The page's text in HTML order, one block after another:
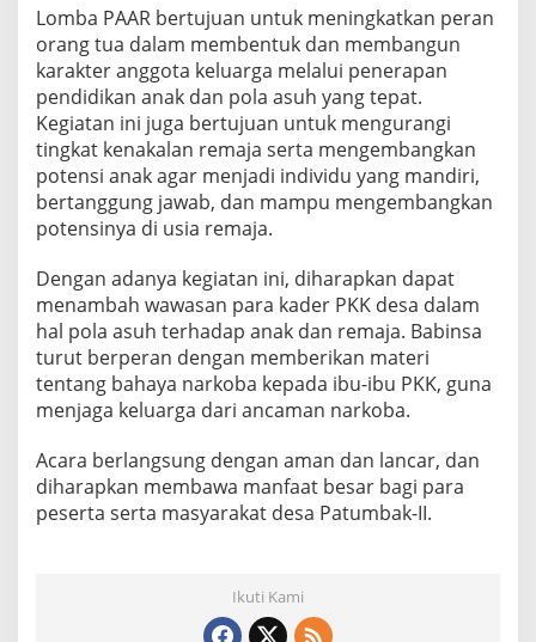
L
o
m
b
a
P
A
A
R
d
a
P
e
m
b
a
n
u
a
n
K
e
g
Lomba PAAR bertujuan untuk meningkatkan peran
orang tua dalam membentuk dan membangun
karakter anggota keluarga melalui penerapan
pendidikan anak dan pola asuh yang tepat.
Kegiatan ini juga bertujuan untuk mengurangi
tingkat kenakalan remaja serta mengembangkan
potensi anak agar menjadi individu yang mandiri,
bertanggung jawab, dan mampu mengembangkan
potensinya di usia remaja.
Dengan adanya kegiatan ini, diharapkan dapat
menambah wawasan para kader PKK desa dalam
hal pola asuh terhadap anak dan remaja. Babinsa
turut berperan dengan memberikan materi
tentang bahaya narkoba kepada ibu-ibu PKK, guna
menjaga keluarga dari ancaman narkoba.
Acara berlangsung dengan aman dan lancar, dan
diharapkan membawa manfaat besar bagi para
peserta serta masyarakat desa Patumbak-II.
Ikuti Kami